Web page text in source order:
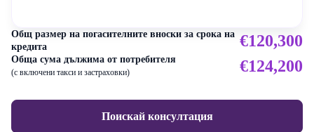
Общ размер на погасителните вноски за срока на
кредита
€120,300
Обща сума дължима от потребителя
(с включени такси и застраховки) €124,200
Поискай консултация